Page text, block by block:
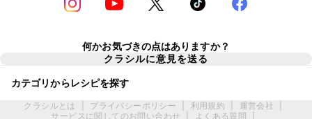
何かお気づきの点はありますか？
クラシルに意見を送る
カテゴリからレシピを探す
クラシルとは プライバシーポリシー 利用規約 運営会社
サービスに関してのお問い合わせ
よくある質問